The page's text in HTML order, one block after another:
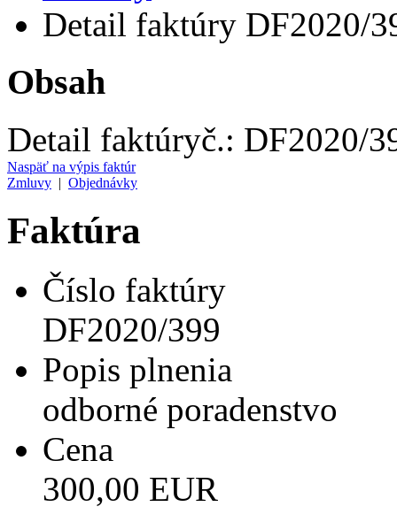
Detail faktúry DF2020/
Obsah
Detail faktúryč.: DF2020/
Naspäť na výpis faktúr
Zmluvy | Objednávky
Faktúra
Číslo faktúry
DF2020/399
Popis plnenia
odborné poradenstvo
Cena
300,00 EUR